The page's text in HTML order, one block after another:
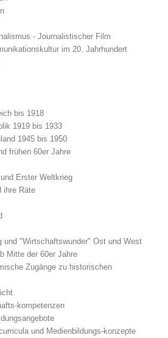
- Journalistischer Film
im 20. Jahrhundert
bis 1918
1919 bis 1933
1945 bis 1950
frühen 60er Jahre
Erster Weltkrieg
ihre Räte
und "Wirtschaftswunder" Ost und West
Mitte der 60er Jahre
Zugänge zu historischen
kompetenzen
und Medienbildungs-konzepte